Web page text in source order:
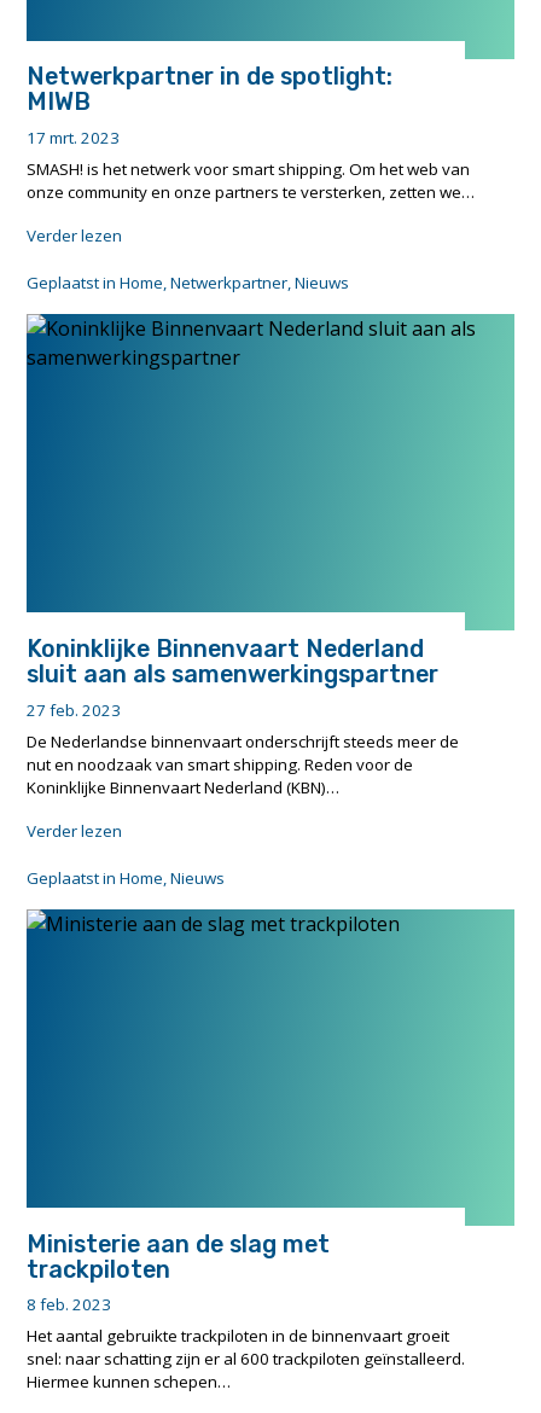
Netwerkpartner in de spotlight:
MIWB
17 mrt. 2023
SMASH! is het netwerk voor smart shipping. Om het web van
onze community en onze partners te versterken, zetten we…
Verder lezen
de
spotlight:
MIWB"
Geplaatst inHome,Netwerkpartner,Nieuws
Koninklijke Binnenvaart Nederland
sluit aan als samenwerkingspartner
27 feb. 2023
De Nederlandse binnenvaart onderschrijft steeds meer de
nut en noodzaak van smart shipping. Reden voor de
Koninklijke Binnenvaart Nederland (KBN)…
Verder lezen
Nederland
aan
Geplaatst inHome,Nieuws
Ministerie aan de slag met
trackpiloten
8 feb. 2023
Het aantal gebruikte trackpiloten in de binnenvaart groeit
snel: naar schatting zijn er al 600 trackpiloten geïnstalleerd.
Hiermee kunnen schepen…